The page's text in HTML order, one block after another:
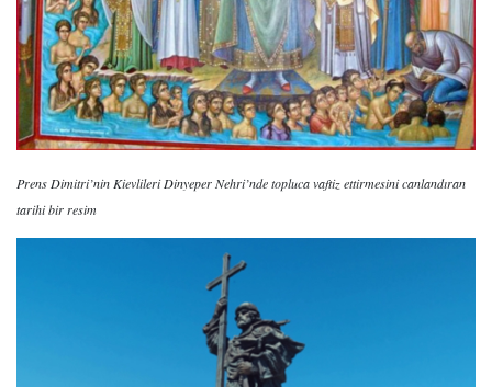
Prens Dimitri’nin Kievlileri Dinyeper Nehri’nde topluca vaftiz ettirmesini canlandıran
tarihi bir resim